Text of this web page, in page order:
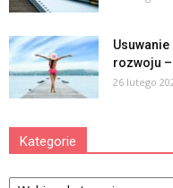
rozwoju
26 lutego
Kategorie
Kategorie